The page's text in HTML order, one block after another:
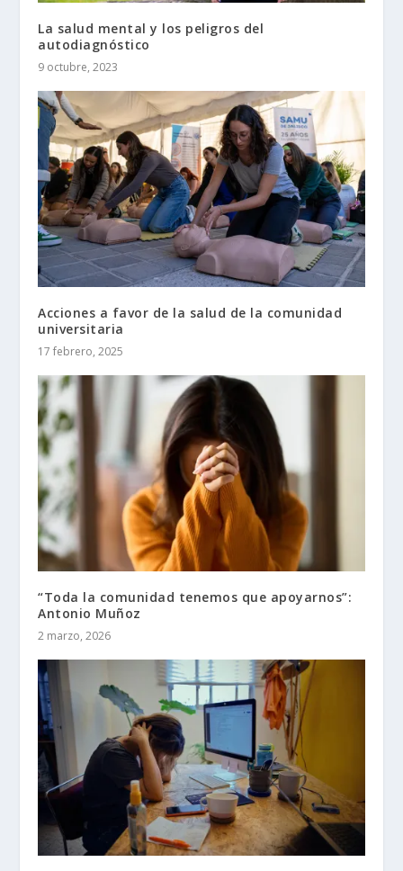
La salud mental y los peligros del
autodiagnóstico
9 octubre, 2023
Acciones a favor de la salud de la comunidad
universitaria
17 febrero, 2025
“Toda la comunidad tenemos que apoyarnos”:
Antonio Muñoz
2 marzo, 2026